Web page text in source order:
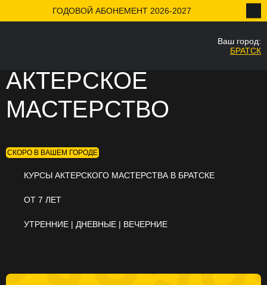
ГОДОВОЙ АБОНЕМЕНТ 2026-2027
Ваш город:
БРАТСК
АКТЕРСКОЕ
МАСТЕРСТВО
СКОРО В ВАШЕМ ГОРОДЕ
КУРСЫ АКТЕРСКОГО МАСТЕРСТВА В БРАТСКЕ
ОТ 7 ЛЕТ
УТРЕННИЕ | ДНЕВНЫЕ | ВЕЧЕРНИЕ